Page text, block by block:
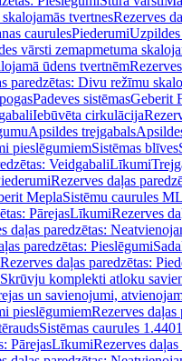
tvertnesRezerves
caurulesPiederumiUzpildes
vārsti zemapmetuma
ūdens tvertnēm
paredzētas: Divu režīmu
Padeves sistēmasGeberit
Iebūvēta cirkulācija
Apsildes trejgabals
pieslēgumiemSistēmas blīves
VeidgabaliLīkumi
Rezerves daļas
MeplaSistēmu caurules ML
PārejasLīkumiRezerves
daļas paredzētas:
paredzētas: Pieslēgumi
Rezerves daļas paredzētas:
Skrūvju komplekti atloku
un savienojumi,
pieslēgumiemRezerves
Sistēmas caurules 1.4401
PārejasLīkumiRezerves